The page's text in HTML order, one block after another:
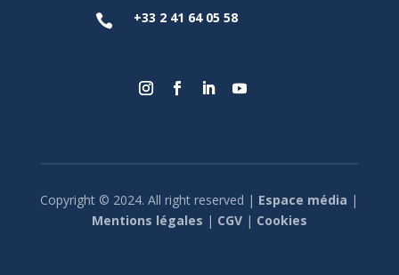
 +33 2 41 64 05 58
Copyright © 2024. All right reserved | Espace média |
Mentions légales | CGV| Cookies